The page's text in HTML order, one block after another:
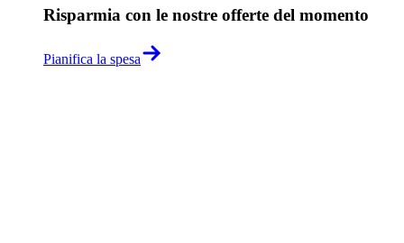
Risparmia con le nostre offerte del momento
Pianifica la spesa